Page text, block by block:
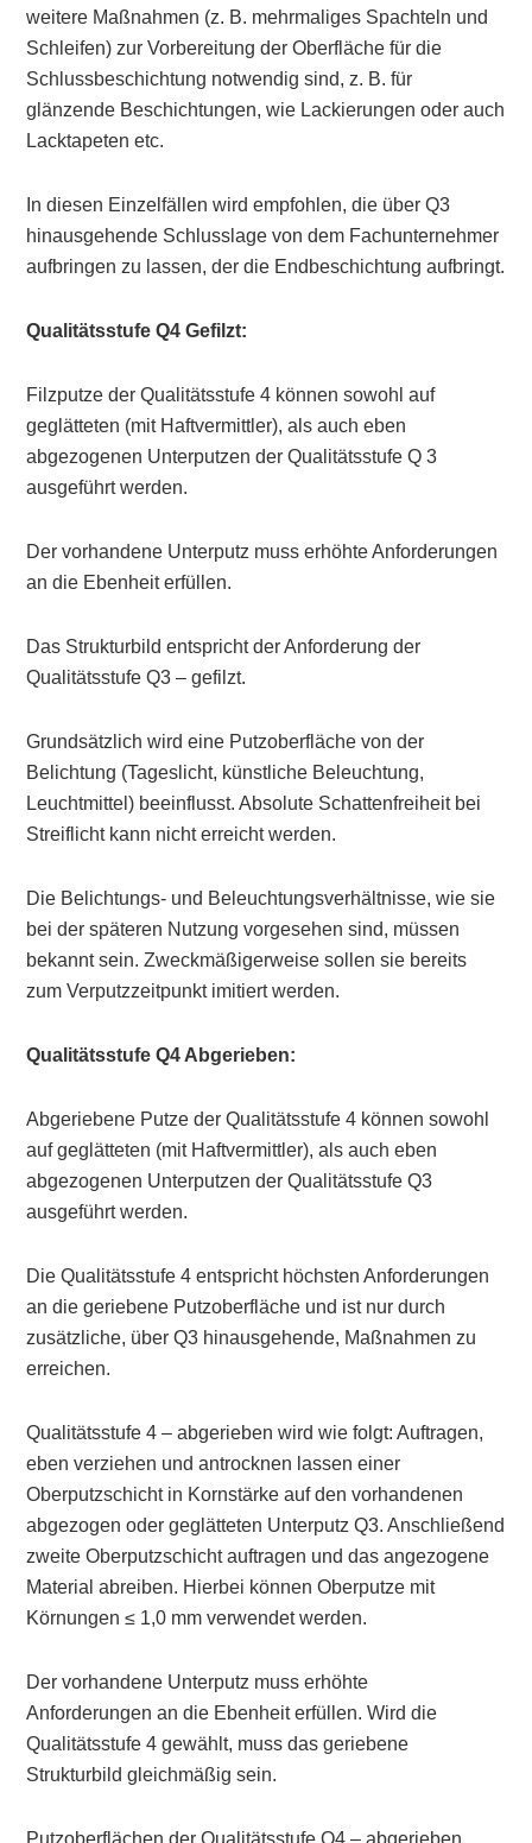
weitere Maßnahmen (z. B. mehrmaliges Spachteln und
Schleifen) zur Vorbereitung der Oberfläche für die
Schlussbeschichtung notwendig sind, z. B. für
glänzende Beschichtungen, wie Lackierungen oder auch
Lacktapeten etc.
In diesen Einzelfällen wird empfohlen, die über Q3
hinausgehende Schlusslage von dem Fachunternehmer
aufbringen zu lassen, der die Endbeschichtung aufbringt.
Qualitätsstufe Q4 Gefilzt:
Filzputze der Qualitätsstufe 4 können sowohl auf
geglätteten (mit Haftvermittler), als auch eben
abgezogenen Unterputzen der Qualitätsstufe Q 3
ausgeführt werden.
Der vorhandene Unterputz muss erhöhte Anforderungen
an die Ebenheit erfüllen.
Das Strukturbild entspricht der Anforderung der
Qualitätsstufe Q3 – gefilzt.
Grundsätzlich wird eine Putzoberfläche von der
Belichtung (Tageslicht, künstliche Beleuchtung,
Leuchtmittel) beeinflusst. Absolute Schattenfreiheit bei
Streiflicht kann nicht erreicht werden.
Die Belichtungs- und Beleuchtungsverhältnisse, wie sie
bei der späteren Nutzung vorgesehen sind, müssen
bekannt sein. Zweckmäßigerweise sollen sie bereits
zum Verputzzeitpunkt imitiert werden.
Qualitätsstufe Q4 Abgerieben:
Abgeriebene Putze der Qualitätsstufe 4 können sowohl
auf geglätteten (mit Haftvermittler), als auch eben
abgezogenen Unterputzen der Qualitätsstufe Q3
ausgeführt werden.
Die Qualitätsstufe 4 entspricht höchsten Anforderungen
an die geriebene Putzoberfläche und ist nur durch
zusätzliche, über Q3 hinausgehende, Maßnahmen zu
erreichen.
Qualitätsstufe 4 – abgerieben wird wie folgt: Auftragen,
eben verziehen und antrocknen lassen einer
Oberputzschicht in Kornstärke auf den vorhandenen
abgezogen oder geglätteten Unterputz Q3. Anschließend
zweite Oberputzschicht auftragen und das angezogene
Material abreiben. Hierbei können Oberputze mit
Körnungen ≤ 1,0 mm verwendet werden.
Der vorhandene Unterputz muss erhöhte
Anforderungen an die Ebenheit erfüllen. Wird die
Qualitätsstufe 4 gewählt, muss das geriebene
Strukturbild gleichmäßig sein.
Putzoberflächen der Qualitätsstufe Q4 – abgerieben,